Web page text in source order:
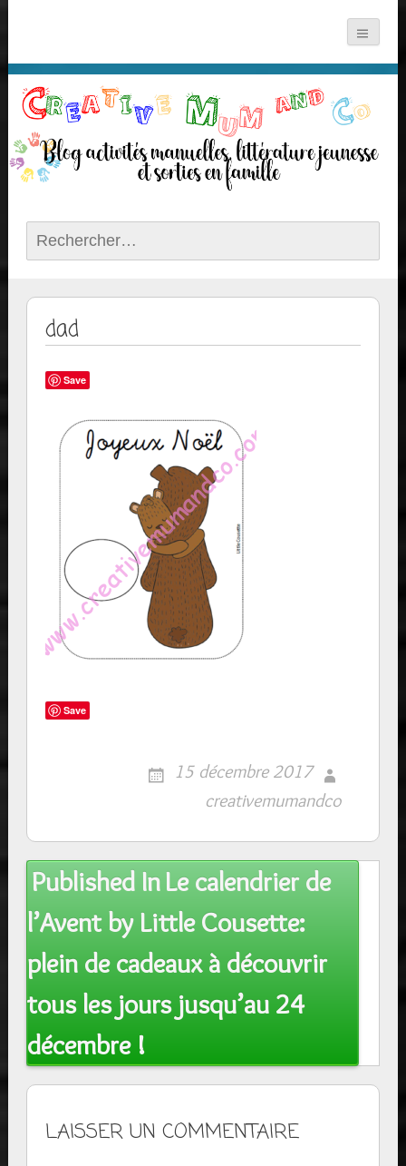
Rechercher :
dad
Save
Save
15 décembre 2017
creativemumandco
Post
navigation
Published InLe calendrier de
l’Avent by Little Cousette:
plein de cadeaux à découvrir
tous les jours jusqu’au 24
décembre !
LAISSER UN COMMENTAIRE